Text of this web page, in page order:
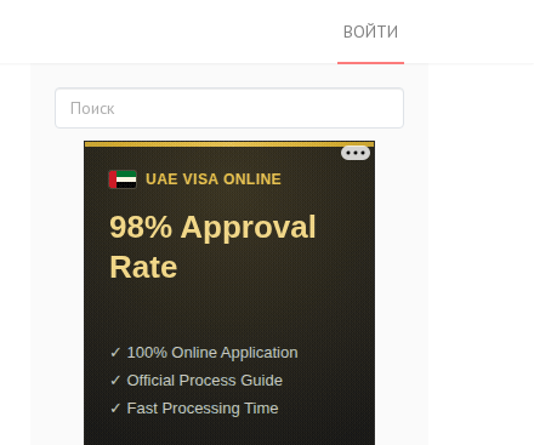
ВОЙТИ